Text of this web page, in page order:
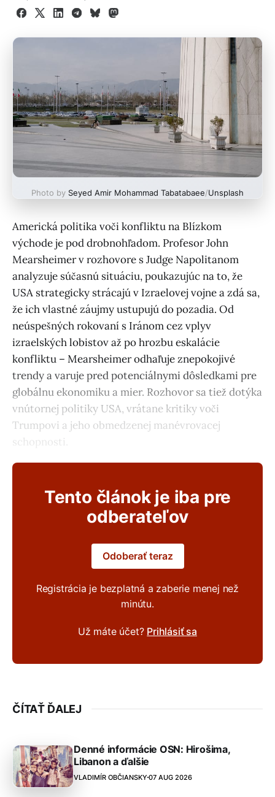
Facebook
X LinkedInTelegram
BlueskyMastodon
Photo by Seyed Amir Mohammad Tabatabaee/Unsplash
Americká politika voči konfliktu na Blízkom
východe je pod drobnohľadom. Profesor John
Mearsheimer v rozhovore s Judge Napolitanom
analyzuje súčasnú situáciu, poukazujúc na to, že
USA strategicky strácajú v Izraelovej vojne a zdá sa,
že ich vlastné záujmy ustupujú do pozadia. Od
neúspešných rokovaní s Iránom cez vplyv
izraelských lobistov až po hrozbu eskalácie
konfliktu – Mearsheimer odhaľuje znepokojivé
trendy a varuje pred potenciálnymi dôsledkami pre
globálnu ekonomiku a mier. Rozhovor sa tiež dotýka
vnútornej politiky USA, vrátane kritiky voči
Trumpovi a jeho obmedzenej manévrovacej
schopnosti.
Tento článok je iba pre
odberateľov
Odoberať teraz
Registrácia je bezplatná a zaberie menej než
minútu.
Už máte účet? Prihlásiť sa
ČÍTAŤ ĎALEJ
Denné informácie OSN: Hirošima,
Libanon a ďalšie
VLADIMÍR OBČIANSKY 07 AUG 2026